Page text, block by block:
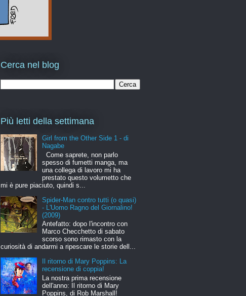
Cerca nel blog
Più letti della settimana
Girl from the Other Side 1 - di
Nagabe
Come saprete, non parlo
spesso di fumetti manga, ma
una collega di lavoro mi ha
prestato questo volumetto che
mi è pure piaciuto, quindi s...
Spider-Man contro tutti (o quasi)
- L'Uomo Ragno del Giornalino!
(2009)
Antefatto: dopo l'incontro con
Marco Checchetto di sabato
scorso sono rimasto con la
curiosità di andarmi a ripescare le storie dell...
Il ritorno di Mary Poppins: La
recensione di coppia!
La nostra prima recensione
dell'anno: Il ritorno di Mary
Poppins, di Rob Marshall!